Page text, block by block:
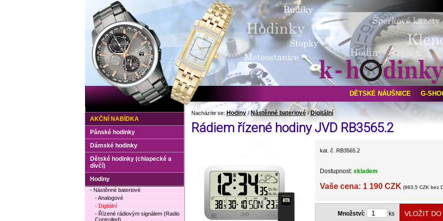
Nacházíte se: Hodiny / Nástěnné bateriové / Digitální
Rádiem řízené hodiny JVD RB3565.2
kat. č. RB3565.2
Dostupnost: skladem
Vaše cena: 1 190 CZK (983,5 CZK bez
Množství: ks
AKČNÍ NABÍDKA
Pánské hodinky
Dámské hodinky
Dětské hodinky (chlapecké a
dívčí)
Hodiny
- Nástěnné bateriové
- Analogové
- Digitální
- Řízené rádiovým signálem (Radio
Controlled)
DĚTSKÉ NÁUŠNICE G-